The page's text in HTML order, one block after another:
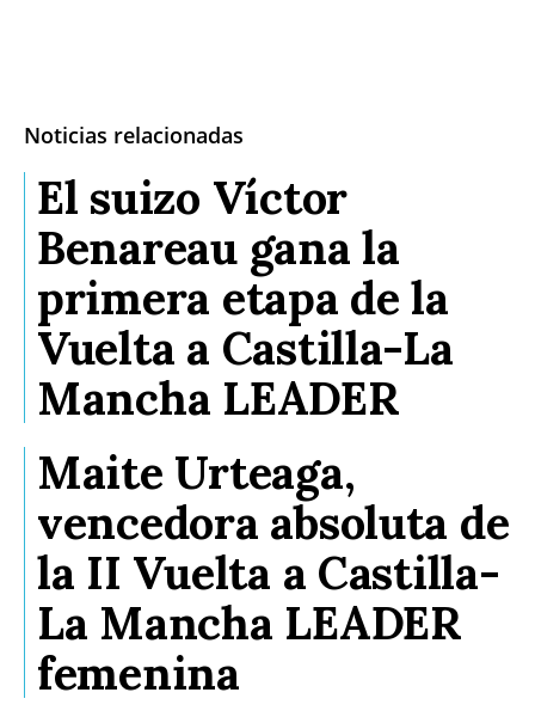
Noticias relacionadas
El suizo Víctor
Benareau gana la
primera etapa de la
Vuelta a Castilla-La
Mancha LEADER
Maite Urteaga,
vencedora absoluta de
la II Vuelta a Castilla-
La Mancha LEADER
femenina